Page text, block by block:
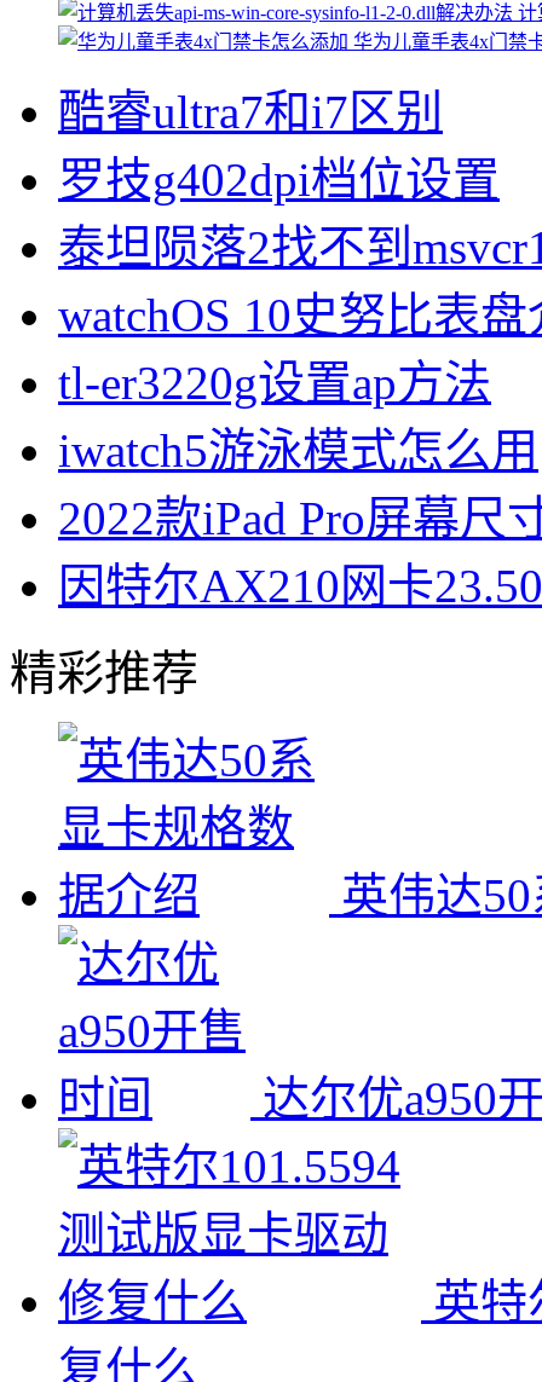
计
华为儿童手表4x门禁
酷睿ultra7和i7区别
罗技g402dpi档位设置
泰坦陨落2找不到
watchOS 10史努比表
tl-er3220g设置ap方法
iwatch5游泳模式怎么用
2022款iPad Pro屏幕尺
因特尔AX210网卡
精彩推荐
英伟达
达尔优a950
英特
复什么